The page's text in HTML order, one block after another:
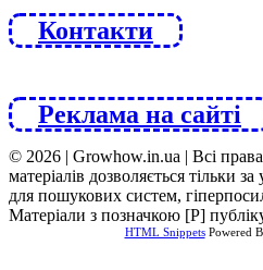
Контакти
Реклама на сайті
© 2026 | Growhow.in.ua | Всі
матеріалів дозволяється тільки
для пошукових систем,
Матеріали з позначкою [Р]
HTML SnippetsPowered